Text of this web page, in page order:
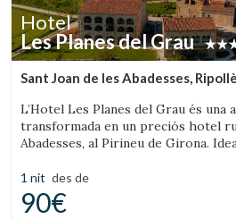
Hotel
Les Planes del Grau
Sant Joan de les Abadesses,
L’Hotel Les Planes del Grau és una
transformada en un preciós hotel
Abadesses, al Pirineu de Girona.
1 nit des de
90€